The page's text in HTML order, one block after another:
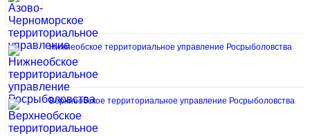
Нижнеобское территориальное управление Росрыболовства
Верхнеобское территориальное управление Росрыболовства